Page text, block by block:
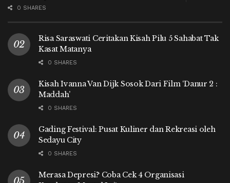
0 SHARES
Risa Saraswati Ceritakan Kisah Pilu 5 Sahabat Tak
Kasat Matanya
0 SHARES
Kisah Ivanna Van Dijk Sosok Dari Film ‘Danur 2 :
Maddah’
0 SHARES
Gading Festival: Pusat Kuliner dan Rekreasi oleh
Sedayu City
0 SHARES
Merasa Depresi? Coba Cek 4 Organisasi